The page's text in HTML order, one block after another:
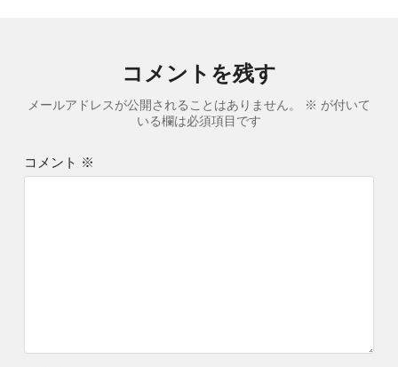
コメントを残す
メールアドレスが公開されることはありません。 ※ が付いて
いる欄は必須項目です
コメント ※